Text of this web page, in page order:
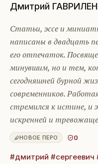
Дмитрий
Статьи, эссе и
написаны в двадцать
его отпечаток.
минувшим, но и тем,
сегодняшней бурной
современников.
стремился к истине, и
искренней и
НОВОЕ ПЕРО 0
#дмитрий #сергеевич